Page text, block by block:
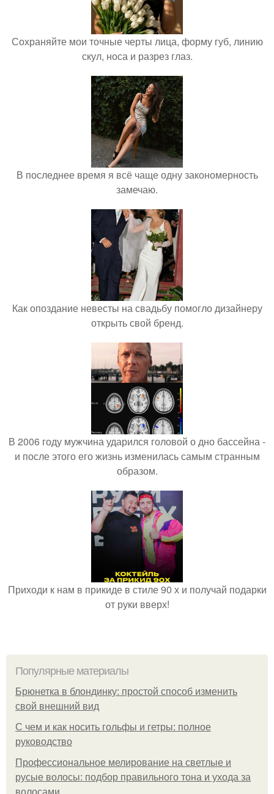
Сохраняйте мои точные черты лица, форму губ, линию
скул, носа и разрез глаз.
В последнее время я всё чаще одну закономерность
замечаю.
Как опоздание невесты на свадьбу помогло дизайнеру
открыть свой бренд.
В 2006 году мужчина ударился головой о дно бассейна -
и после этого его жизнь изменилась самым странным
образом.
Приходи к нам в прикиде в стиле 90 х и получай подарки
от руки вверх!
Популярные материалы
Брюнетка в блондинку: простой способ изменить
свой внешний вид
С чем и как носить гольфы и гетры: полное
руководство
Профессиональное мелирование на светлые и
русые волосы: подбор правильного тона и ухода за
волосами